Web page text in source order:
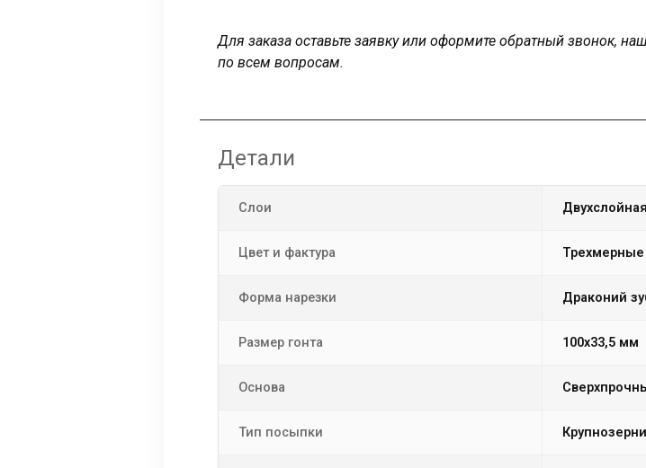
Для заказа оставьте заявку или оформите обратный звонок,
по всем вопросам.
Детали
Слои двухслойная
Цвет и фактура Трехмерные
Форма нарезки драконий
Размер гонта 100х33,5 мм
Основа
Тип посыпки